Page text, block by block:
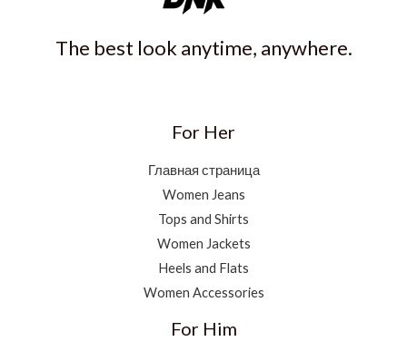
The best look anytime, anywhere.
For Her
Главная страница
Women Jeans
Tops and Shirts
Women Jackets
Heels and Flats
Women Accessories
For Him